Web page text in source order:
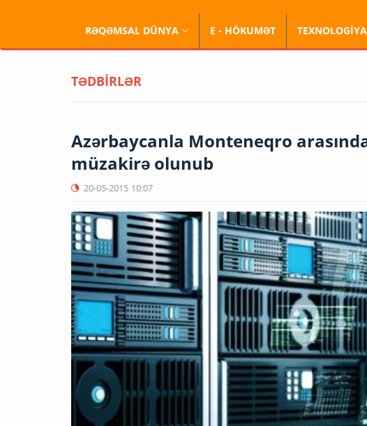
RƏQƏMSAL DÜNYA E - HÖKUMƏT TEXNOLOGİYA
TƏDBİRLƏR
Azərbaycanla Monteneqro
müzakirə olunub
20-05-2015 10:07